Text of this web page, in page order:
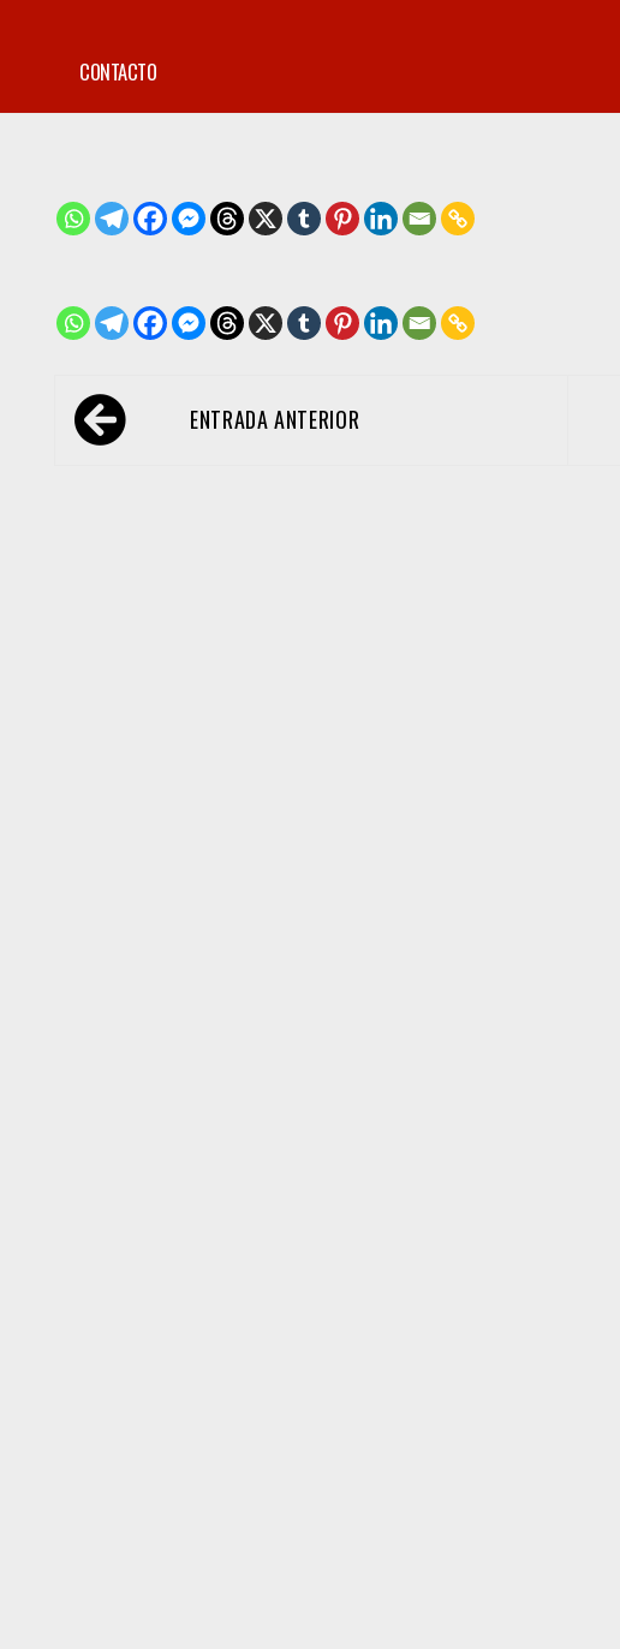
CONTACTO
Navegación
de ENTRADA ANTERIOR